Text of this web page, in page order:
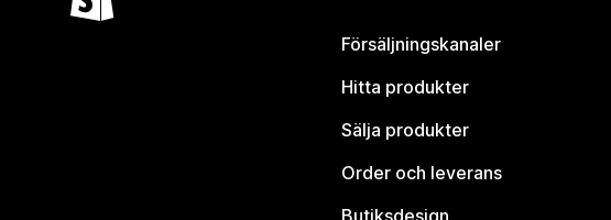
Försäljningskanaler
Hitta produkter
Sälja produkter
Order och leverans